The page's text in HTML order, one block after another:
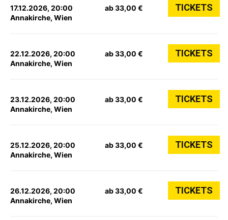
17.12.2026, 20:00
Annakirche, Wien
ab 33,00 € TICKETS
22.12.2026, 20:00
Annakirche, Wien
ab 33,00 € TICKETS
23.12.2026, 20:00
Annakirche, Wien
ab 33,00 € TICKETS
25.12.2026, 20:00
Annakirche, Wien
ab 33,00 € TICKETS
26.12.2026, 20:00
Annakirche, Wien
ab 33,00 € TICKETS